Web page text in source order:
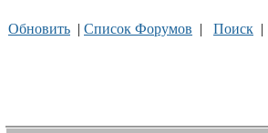
Обновить | Список Форумов | Поиск |